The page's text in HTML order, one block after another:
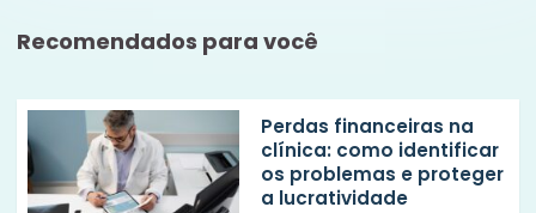
Recomendados para você
Perdas financeiras na
clínica: como identificar
os problemas e proteger
a lucratividade